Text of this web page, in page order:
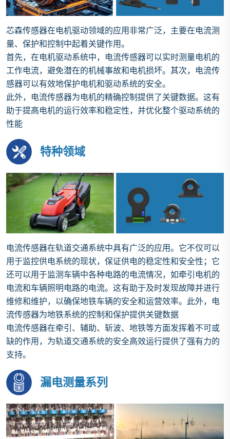
芯森传感器在电机驱动领域的应用非常广泛，主要在电流测
量、保护和控制中起着关键作用。
首先，在电机驱动系统中，电流传感器可以实时测量电机的
工作电流，避免潜在的机械事故和电机损坏。其次，电流传
感器可以有效地保护电机和驱动系统的安全。‌
此外，电流传感器为电机的精确控制提供了关键数据。这有
助于提高电机的运行效率和稳定性，并优化整个驱动系统的
性能
特种领域
电流传感器在轨道交通系统中具有广泛的应用。它不仅可以
用于监控供电系统的现状，保证供电的稳定性和安全性；它
还可以用于监测车辆中各种电路的电流情况，如牵引电机的
电流和车辆照明电路的电流。这有助于及时发现故障并进行
维修和维护，以确保地铁车辆的安全和运营效率。此外，电
流传感器为地铁系统的控制和保护提供关键数据
电流传感器在牵引、辅助、斩波、地铁等方面发挥着不可或
缺的作用，为轨道交通系统的安全高效运行提供了强有力的
支持。
漏电测量系列